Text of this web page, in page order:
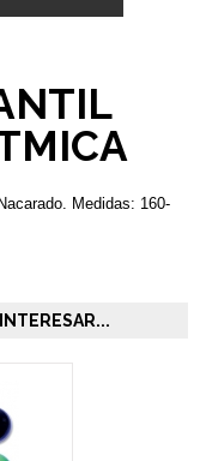
Medidas: 160-